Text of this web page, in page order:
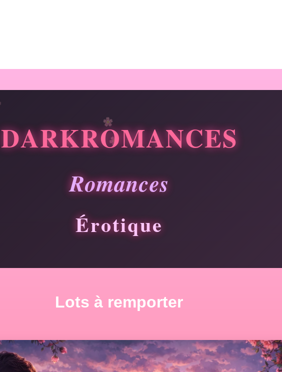
DARKROMANCES
Romances
Érotique
Lots à remporter